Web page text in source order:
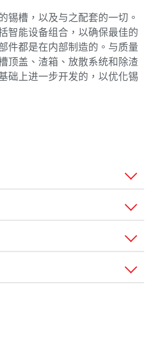
锡槽，以及与之配套的一切。
智能设备组合，以确保最佳的
件都是在内部制造的。与质量
顶盖、渣箱、放散系统和除渣
础上进一步开发的，以优化锡
槽的：您告诉我们所需的玻璃
会给您相应的建议，开发出完
体来说，这意味着
曲线进行个性化设计。
和石墨挡槛结构对锡液进行预
到最高的玻璃质量。
；它将锡槽密封，并在锡槽中
隔绝。其中，这里是确定均匀
化玻璃生产的关键因素。此
少锡槽内环境的污染，防止玻
止玻璃带从锡槽向渣箱提升过
下。它是横向安装的，用以清